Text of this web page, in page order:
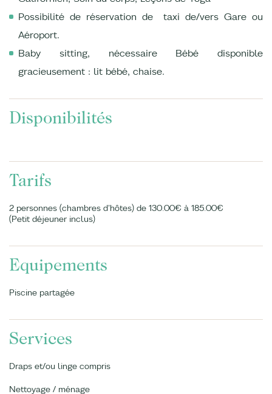
Possibilité de réservation de taxi de/vers Gare ou
Aéroport.
Baby sitting, nécessaire Bébé disponible
gracieusement : lit bébé, chaise.
Disponibilités
Tarifs
2 personnes (chambres d'hôtes) de 130.00€ à 185.00€
(Petit déjeuner inclus)
Equipements
Piscine partagée
Services
Draps et/ou linge compris
Nettoyage / ménage